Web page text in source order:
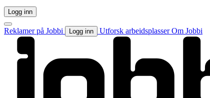
Logg inn
Reklamer på Jobbi Logg inn Utforsk arbeidsplasserOm Jobbi